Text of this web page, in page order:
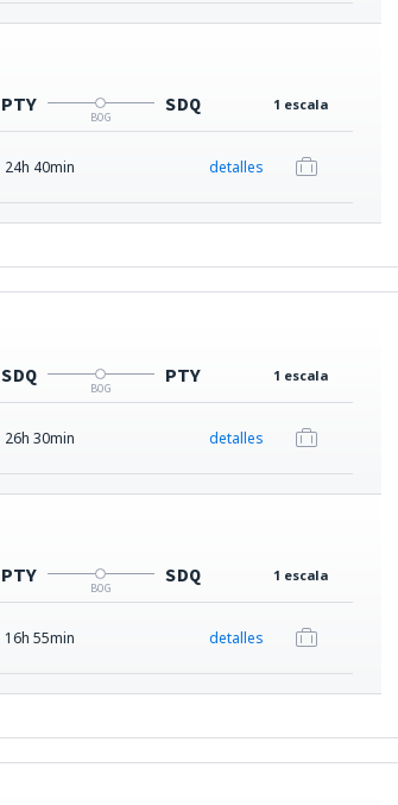
PTY
BOG
SDQ 1 escala
24h 40min detalles
SDQ
BOG
PTY 1 escala
26h 30min detalles
PTY
BOG
SDQ 1 escala
16h 55min detalles